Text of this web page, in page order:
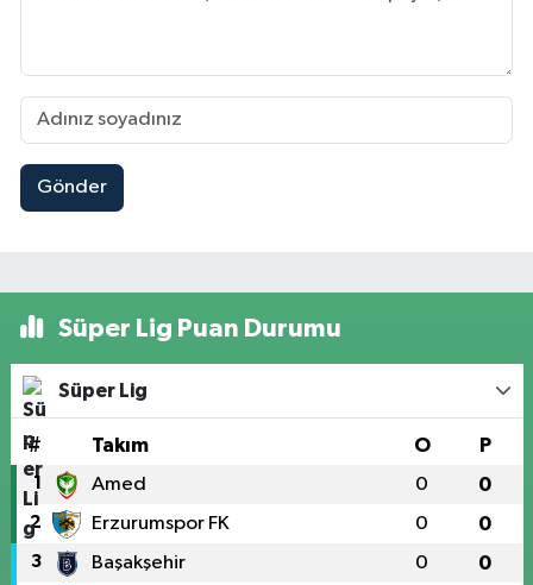
Gönder
Süper Lig Puan Durumu
Süper Lig
# Takım O P
1 Amed 0 0
2 Erzurumspor FK 0 0
3 Başakşehir 0 0